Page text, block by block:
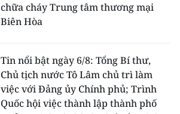
chữa cháy Trung tâm thương mại
Biên Hòa
Tin nổi bật ngày 6/8: Tổng Bí thư,
Chủ tịch nước Tô Lâm chủ trì làm
việc với Đảng ủy Chính phủ; Trình
Quốc hội việc thành lập thành phố